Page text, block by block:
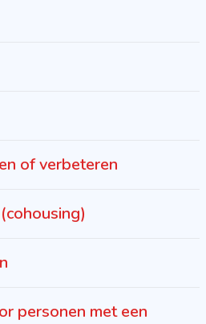
of verbeteren
personen met een